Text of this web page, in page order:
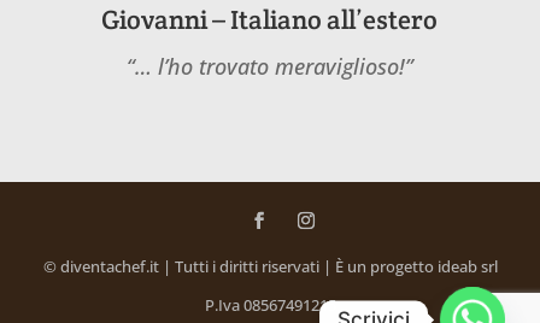
Giovanni – Italiano all’estero
“… l’ho trovato meraviglioso!”
© diventachef.it | Tutti i diritti riservati | È un progetto ideab srl
P.Iva 08567491215